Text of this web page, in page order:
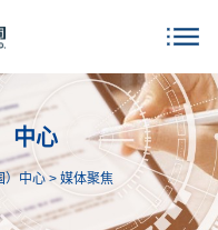
中心
）中心> 媒体聚焦